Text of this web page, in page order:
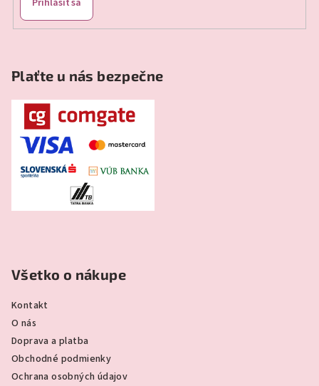
Prihlásiť sa
Plaťte u nás bezpečne
Všetko o nákupe
Kontakt
O nás
Doprava a platba
Obchodné podmienky
Ochrana osobných údajov